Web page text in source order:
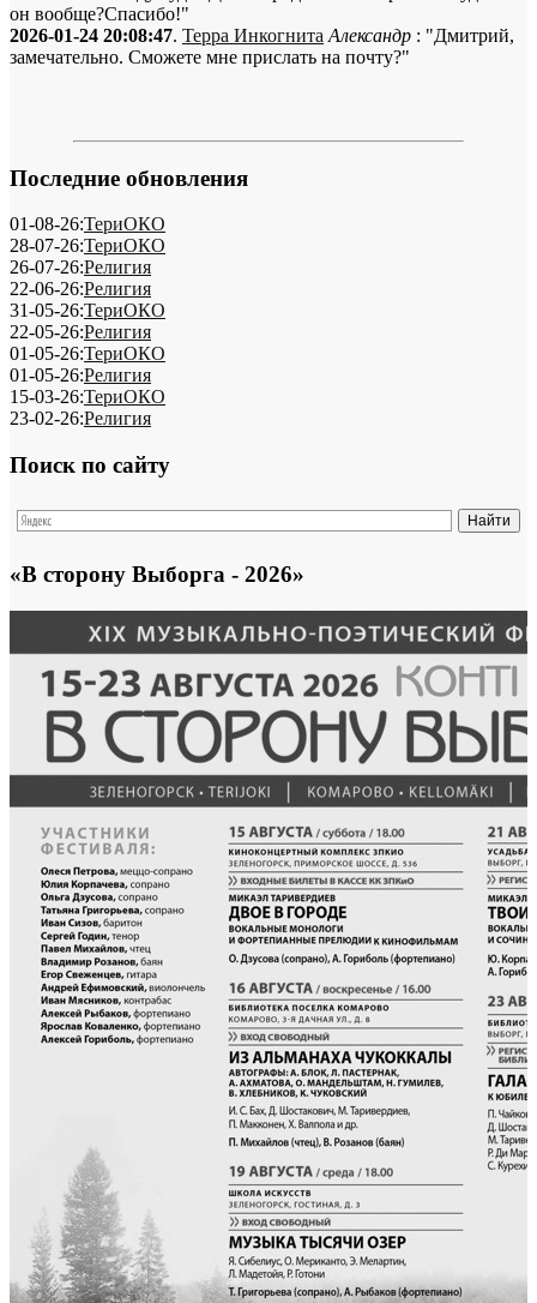
он вообще?Спасибо!"
2026-01-24 20:08:47. Терра Инкогнита Александр : "Дмитрий,
замечательно. Сможете мне прислать на почту?"
Последние обновления
01-08-26:ТериОКО
28-07-26:ТериОКО
26-07-26:Религия
22-06-26:Религия
31-05-26:ТериОКО
22-05-26:Религия
01-05-26:ТериОКО
01-05-26:Религия
15-03-26:ТериОКО
23-02-26:Религия
Поиск по сайту
«В сторону Выборга - 2026»